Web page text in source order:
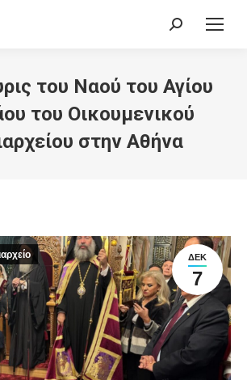
Search:
του Ναού του Αγίου
του Οικουμενικού
στην Αθήνα
ΔΕΚ
7